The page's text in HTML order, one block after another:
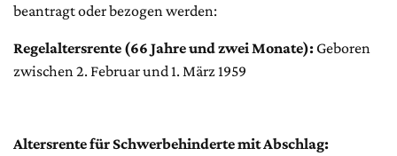
beantragt oder bezogen werden:
Regelaltersrente (66 Jahre und zwei Monate): Geboren
zwischen 2. Februar und 1. März 1959
Altersrente für Schwerbehinderte mit Abschlag: